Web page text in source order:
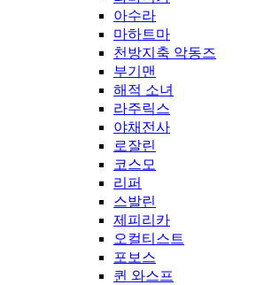
아수라
마하트마
천방지축 악동즈
부기맨
해적 소녀
라주릭스
야채전사
로잘린
코스모
리퍼
스발린
제피리카
오컬티스트
포보스
퀸 와스프